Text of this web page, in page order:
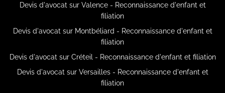
Devis d'avocat sur Valence - Reconnaissance d'enfant et
filiation
Devis d'avocat sur Montbéliard - Reconnaissance d'enfant et
filiation
Devis d'avocat sur Créteil - Reconnaissance d'enfant et filiation
Devis d'avocat sur Versailles - Reconnaissance d'enfant et
filiation